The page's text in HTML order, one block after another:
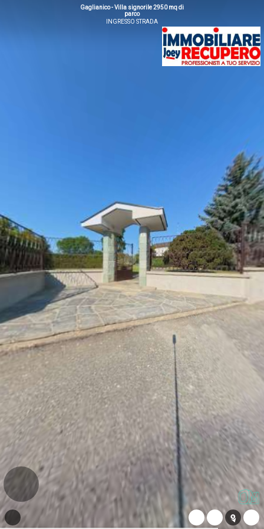
Email WhatsAppFacebook
X LinkedInTelegram
WeChat
Gaglianico - Villa signorile 2950 mq di
parco
INGRESSO STRADA